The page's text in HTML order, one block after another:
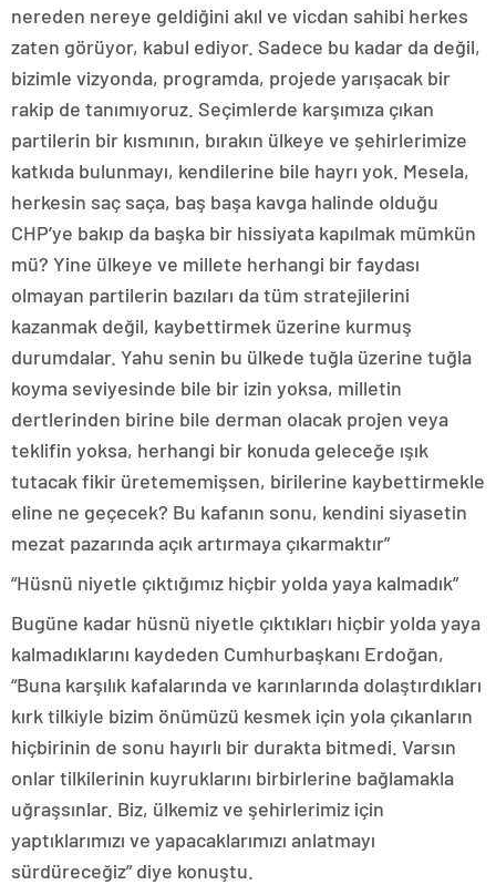
nereden nereye geldiğini akıl ve vicdan sahibi herkes
zaten görüyor, kabul ediyor. Sadece bu kadar da değil,
bizimle vizyonda, programda, projede yarışacak bir
rakip de tanımıyoruz. Seçimlerde karşımıza çıkan
partilerin bir kısmının, bırakın ülkeye ve şehirlerimize
katkıda bulunmayı, kendilerine bile hayrı yok. Mesela,
herkesin saç saça, baş başa kavga halinde olduğu
CHP’ye bakıp da başka bir hissiyata kapılmak mümkün
mü? Yine ülkeye ve millete herhangi bir faydası
olmayan partilerin bazıları da tüm stratejilerini
kazanmak değil, kaybettirmek üzerine kurmuş
durumdalar. Yahu senin bu ülkede tuğla üzerine tuğla
koyma seviyesinde bile bir izin yoksa, milletin
dertlerinden birine bile derman olacak projen veya
teklifin yoksa, herhangi bir konuda geleceğe ışık
tutacak fikir üretememişsen, birilerine kaybettirmekle
eline ne geçecek? Bu kafanın sonu, kendini siyasetin
mezat pazarında açık artırmaya çıkarmaktır”
“Hüsnü niyetle çıktığımız hiçbir yolda yaya kalmadık”
Bugüne kadar hüsnü niyetle çıktıkları hiçbir yolda yaya
kalmadıklarını kaydeden Cumhurbaşkanı Erdoğan,
“Buna karşılık kafalarında ve karınlarında dolaştırdıkları
kırk tilkiyle bizim önümüzü kesmek için yola çıkanların
hiçbirinin de sonu hayırlı bir durakta bitmedi. Varsın
onlar tilkilerinin kuyruklarını birbirlerine bağlamakla
uğraşsınlar. Biz, ülkemiz ve şehirlerimiz için
yaptıklarımızı ve yapacaklarımızı anlatmayı
sürdüreceğiz” diye konuştu.